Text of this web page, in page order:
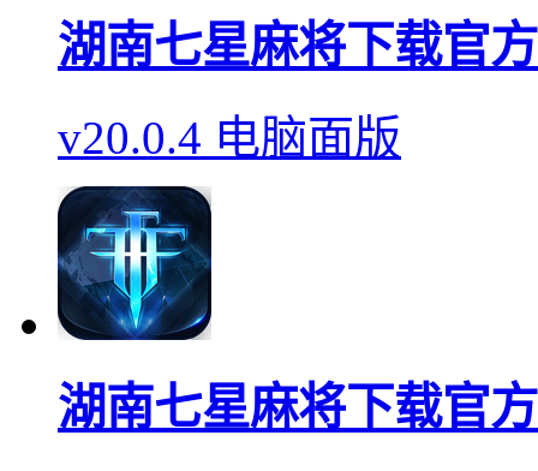
湖南七星麻将下载官
v20.0.4 电脑面版
湖南七星麻将下载官